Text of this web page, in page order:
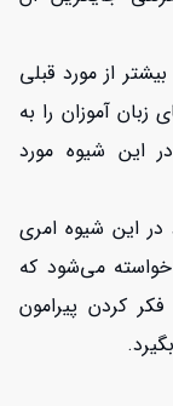
از مورد قبلی
آموزان را به
این شیوه مورد
در این شیوه امری
می‌شود که
کردن پیرامون